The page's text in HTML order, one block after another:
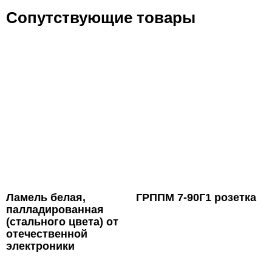
Сопутствующие товары
Ламель белая,
палладированная
(стального цвета) от
отечественной
электроники
ГРППМ 7-90Г1 розетка